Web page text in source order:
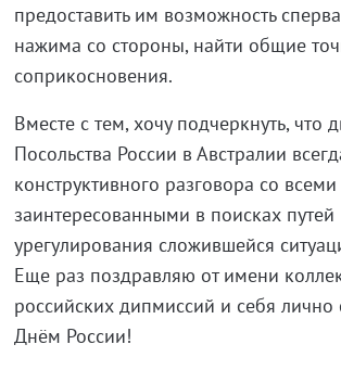
предоставить им возможность
нажима со стороны, найти общие
соприкосновения.
Вместе с тем, хочу подчеркнуть, что
Посольства России в Австралии
конструктивного разговора со
заинтересованными в поисках путей
урегулирования сложившейся
Еще раз поздравляю от имени
российских дипмиссий и себя
Днём России!